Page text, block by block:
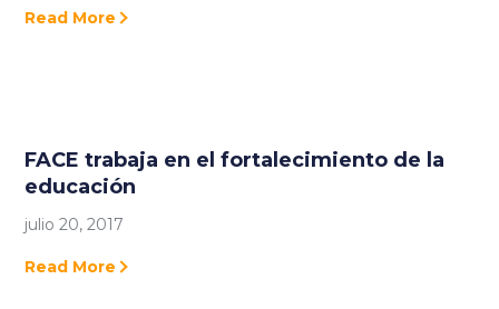
Read More
FACE trabaja en el fortalecimiento de la
educación
julio 20, 2017
Read More